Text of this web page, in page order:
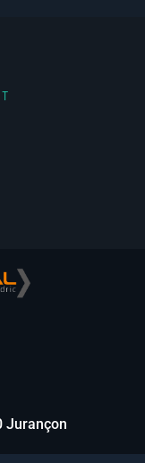
T
Jurançon